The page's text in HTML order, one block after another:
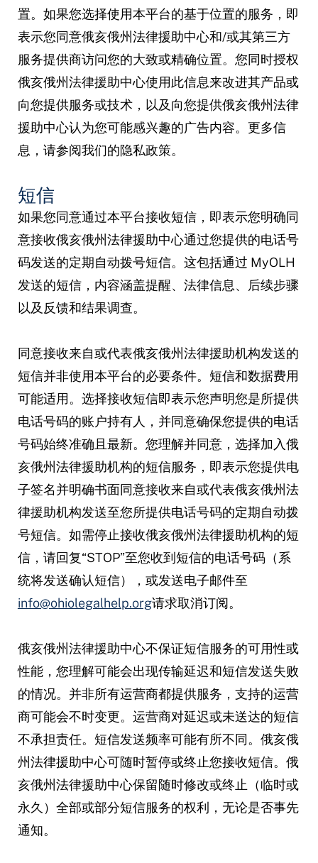
置。如果您选择使用本平台的基于位置的服务，即
表示您同意俄亥俄州法律援助中心和/或其第三方
服务提供商访问您的大致或精确位置。您同时授权
俄亥俄州法律援助中心使用此信息来改进其产品或
向您提供服务或技术，以及向您提供俄亥俄州法律
援助中心认为您可能感兴趣的广告内容。更多信
息，请参阅我们的隐私政策。
短信
如果您同意通过本平台接收短信，即表示您明确同
意接收俄亥俄州法律援助中心通过您提供的电话号
码发送的定期自动拨号短信。这包括通过 MyOLH
发送的短信，内容涵盖提醒、法律信息、后续步骤
以及反馈和结果调查。
同意接收来自或代表俄亥俄州法律援助机构发送的
短信并非使用本平台的必要条件。短信和数据费用
可能适用。选择接收短信即表示您声明您是所提供
电话号码的账户持有人，并同意确保您提供的电话
号码始终准确且最新。您理解并同意，选择加入俄
亥俄州法律援助机构的短信服务，即表示您提供电
子签名并明确书面同意接收来自或代表俄亥俄州法
律援助机构发送至您所提供电话号码的定期自动拨
号短信。如需停止接收俄亥俄州法律援助机构的短
信，请回复“STOP”至您收到短信的电话号码（系
统将发送确认短信），或发送电子邮件至
info@ohiolegalhelp.org请求取消订阅。
俄亥俄州法律援助中心不保证短信服务的可用性或
性能，您理解可能会出现传输延迟和短信发送失败
的情况。并非所有运营商都提供服务，支持的运营
商可能会不时变更。运营商对延迟或未送达的短信
不承担责任。短信发送频率可能有所不同。俄亥俄
州法律援助中心可随时暂停或终止您接收短信。俄
亥俄州法律援助中心保留随时修改或终止（临时或
永久）全部或部分短信服务的权利，无论是否事先
通知。